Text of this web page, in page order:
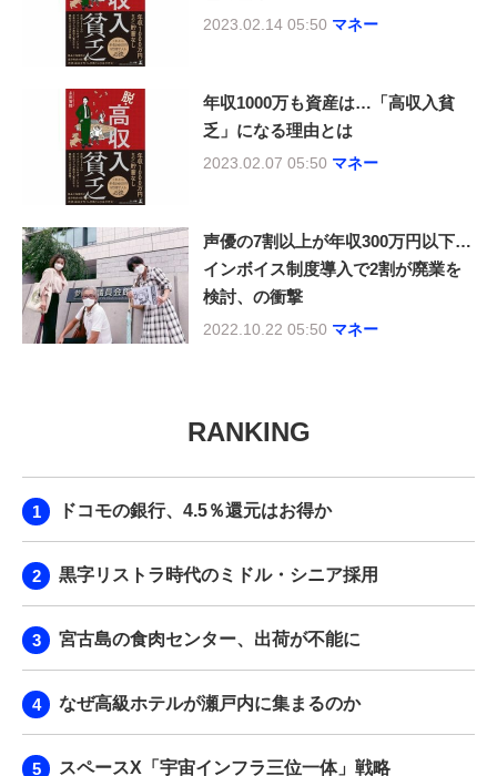
2023.02.14 05:50 マネー
年収1000万も資産は…「高収入貧
乏」になる理由とは
2023.02.07 05:50 マネー
声優の7割以上が年収300万円以下…
インボイス制度導入で2割が廃業を
検討、の衝撃
2022.10.22 05:50 マネー
RANKING
ドコモの銀行、4.5％還元はお得か
黒字リストラ時代のミドル・シニア採用
宮古島の食肉センター、出荷が不能に
なぜ高級ホテルが瀬戸内に集まるのか
スペースX「宇宙インフラ三位一体」戦略